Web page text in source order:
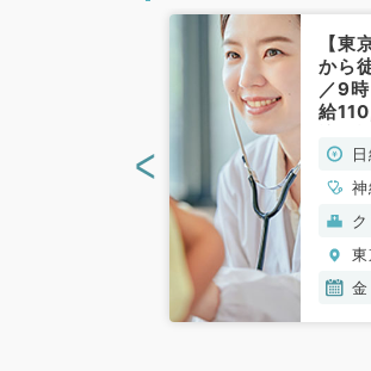
【東
から
／9
給
科系
科
血
金
<